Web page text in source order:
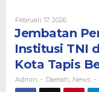
Februari 17, 2026Oleh
Jembatan
Institusi TNI
Kota Tapis
Admin - Daerah News -